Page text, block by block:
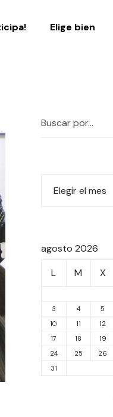
Elige bien
agosto 2026
L
M X
3
4 5
10
11 12
17
18 19
24
25 26
31